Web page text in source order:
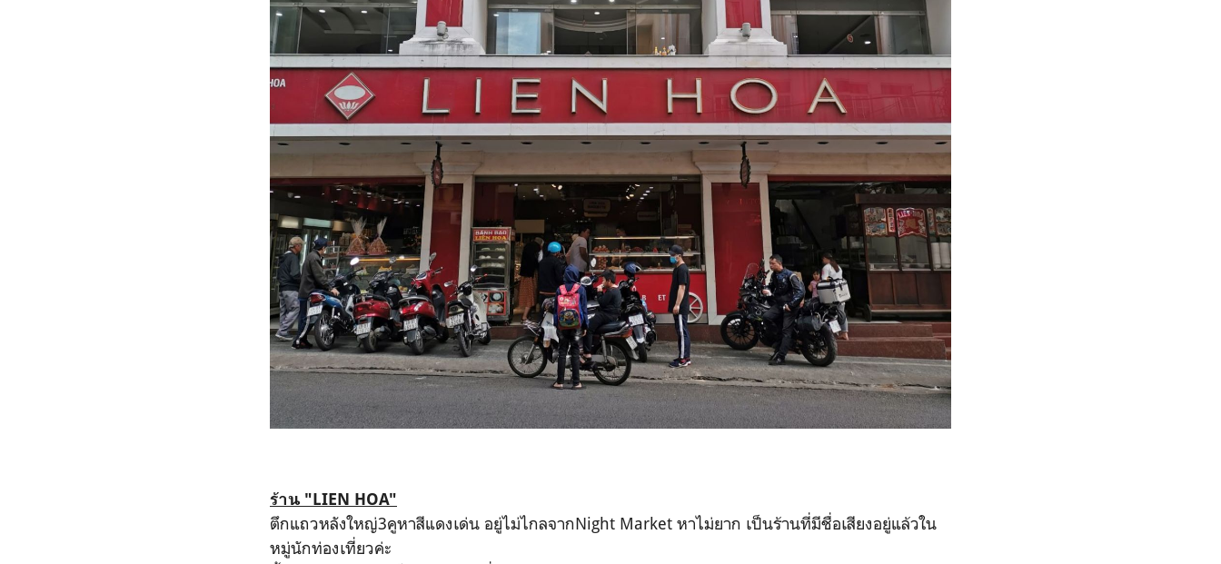
ร้าน "LIEN HOA"
ตึกแถวหลังใหญ่3คูหาสีแดงเด่น อยู่ไม่ไกลจากNight Market หาไม่ยาก เป็นร้านที่มีชื่อเสียงอยู่แล้วใน
หมู่นักท่องเที่ยวค่ะ